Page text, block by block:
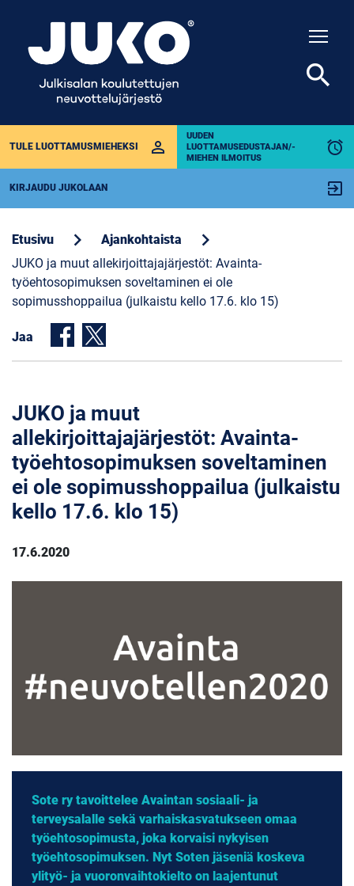
TULE LUOTTAMUSMIEHEKSI perm_identity
UUDEN
LUOTTAMUSEDUSTAJAN/-
MIEHEN ILMOITUS
alarm
KIRJAUDU JUKOLAAN exit_to_app
search
Etusivu chevron_right Ajankohtaista chevron_right
JUKO ja muut allekirjoittajajärjestöt: Avainta-
työehtosopimuksen soveltaminen ei ole
sopimusshoppailua (julkaistu kello 17.6. klo 15)
Jaa
JUKO ja muut
allekirjoittajajärjestöt: Avainta-
työehtosopimuksen soveltaminen
ei ole sopimusshoppailua (julkaistu
kello 17.6. klo 15)
17.6.2020
Sote ry tavoittelee Avaintan sosiaali- ja
terveysalalle sekä varhaiskasvatukseen omaa
työehtosopimusta, joka korvaisi nykyisen
työehtosopimuksen. Nyt Soten jäseniä koskeva
ylityö- ja vuoronvaihtokielto on laajentunut